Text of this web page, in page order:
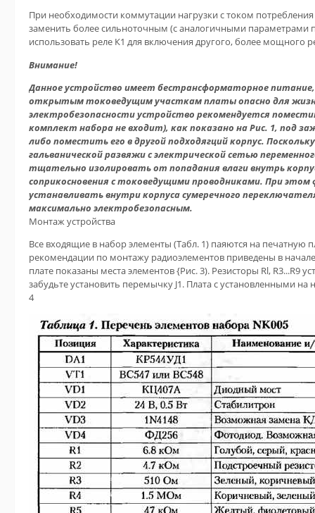
При необходимости коммутации нагрузки с током
заменить более сильноточным (с аналогичными параметрами
использовать реле К1 для включения другого, более мощного
Внимание!
Данное устройство имеет бестрансформаторное
открытым токоведущим участкам платы опасно для
электробезопасности устройство рекомендуется
комплект набора не входит), как показано на Рис. 1, под
либо поместить его в другой подходягций корпус.
гальванической развяжи с электрической сетью
тщательно изолировать от попадания влаги внутрь
соприкосновения с токоведущими проводниками. При
устанавливать внутри корпуса сумеречного
максимально электробезопасным.
Монтаж устройства
Все входящие в набор элементы (Табл. 1) паяются на печатную
рекомендации по монтажу радиоэлементов приведены в
плате показаны места элементов {Рис. 3). Резисторы Rl, R3...R9
забудьте установить перемычку J1. Плата с установленными на
4